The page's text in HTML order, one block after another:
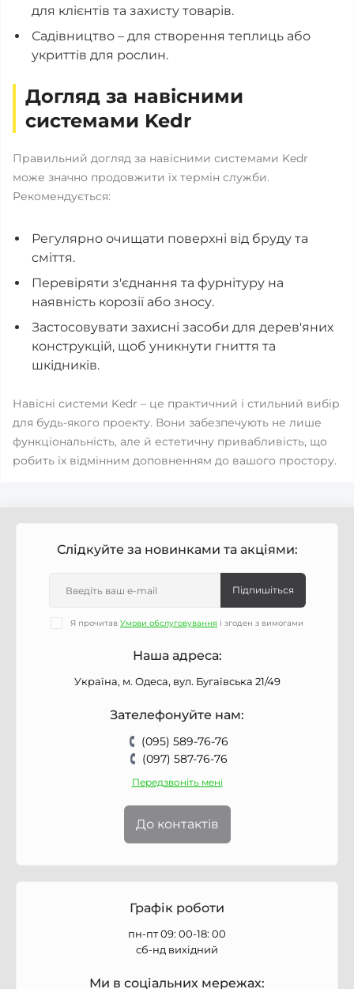
для клієнтів та захисту товарів.
Садівництво – для створення теплиць або
укриттів для рослин.
Догляд за навісними
системами Kedr
Правильний догляд за навісними системами Kedr
може значно продовжити їх термін служби.
Рекомендується:
Регулярно очищати поверхні від бруду та
сміття.
Перевіряти з'єднання та фурнітуру на
наявність корозії або зносу.
Застосовувати захисні засоби для дерев'яних
конструкцій, щоб уникнути гниття та
шкідників.
Навісні системи Kedr – це практичний і стильний вибір
для будь-якого проекту. Вони забезпечують не лише
функціональність, але й естетичну привабливість, що
робить їх відмінним доповненням до вашого простору.
Слідкуйте за новинками та акціями:
Підпишіться
Я прочитав Умови обслуговування і згоден з вимогами
Наша адреса:
Україна, м. Одеса, вул. Бугаївська 21/49
Зателефонуйте нам:
(095) 589-76-76
(097) 587-76-76
Передзвоніть мені
До контактів
Графік роботи
пн-пт 09: 00-18: 00
сб-нд вихідний
Ми в соціальних мережах: